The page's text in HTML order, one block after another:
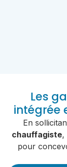
Les
intégrée
En
chauffagiste,
pour